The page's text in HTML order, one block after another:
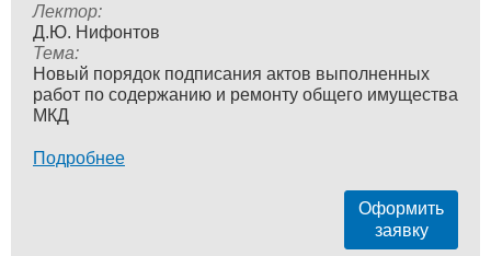
Лектор:
Д.Ю. Нифонтов
Тема:
Новый порядок подписания актов выполненных
работ по содержанию и ремонту общего имущества
МКД
Подробнее
Оформить
заявку